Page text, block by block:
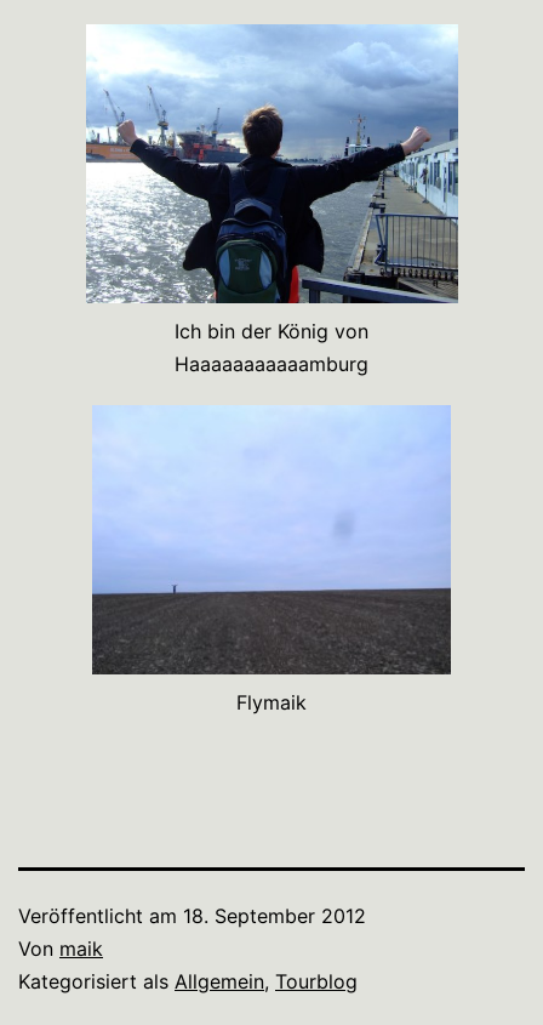
Ich bin der König von
Haaaaaaaaaaamburg
Flymaik
Veröffentlicht am 18. September 2012
Von maik
Kategorisiert als Allgemein, Tourblog